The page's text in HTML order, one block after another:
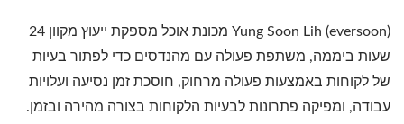
Yung Soon Lih (eversoon) מכונת אוכל מספקת ייעוץ מקוון 24
שעות ביממה, משתפת פעולה עם מהנדסים כדי לפתור בעיות
של לקוחות באמצעות פעולה מרחוק, חוסכת זמן נסיעה ועלויות
עבודה, ומפיקה פתרונות לבעיות הלקוחות בצורה מהירה ובזמן.